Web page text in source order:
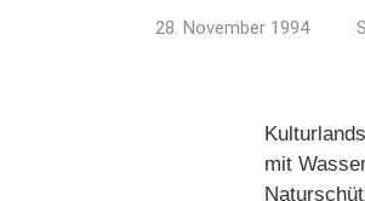
28. November 1994
mit